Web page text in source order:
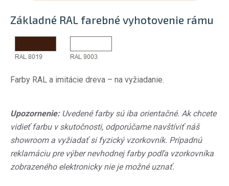
Základné RAL farebné vyhotovenie rámu
Farby RAL a imitácie dreva – na vyžiadanie.
Upozornenie:Uvedené farby sú iba orientačné. Ak chcete
vidieť farbu v skutočnosti, odporúčame navštíviť náš
showroom a vyžiadať si fyzický vzorkovník. Prípadnú
reklamáciu pre výber nevhodnej farby podľa vzorkovníka
zobrazeného elektronicky nie je možné uznať.